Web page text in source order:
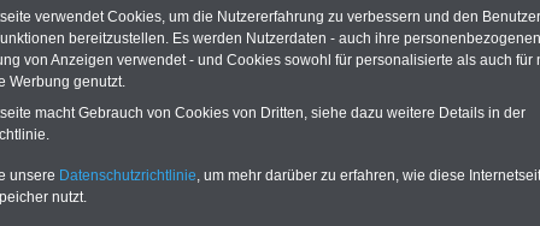
zum Ausbildungsberuf: Druckerin > Tiefdruck
,Medien, Marketing, Design
> Tiefdruck
Tiefdruck drucken Drucker/innen ihre Druckerzeugnisse entweder auf
oder Rotationstiefdruckmaschinen.
lernen die Auszubildenden beispielsweise:
verwendet Cookies, um die Nutzererfahrung zu verbessern und den
bereitzustellen. Es werden Nutzerdaten - auch ihre
von Anzeigen verwendet - und Cookies sowohl für personalisierte als auch für
Werbung genutzt.
macht Gebrauch von Cookies von Dritten, siehe dazu weitere Details in der
unsere Datenschutzrichtlinie , um mehr darüber zu erfahren, wie diese
nutzt.